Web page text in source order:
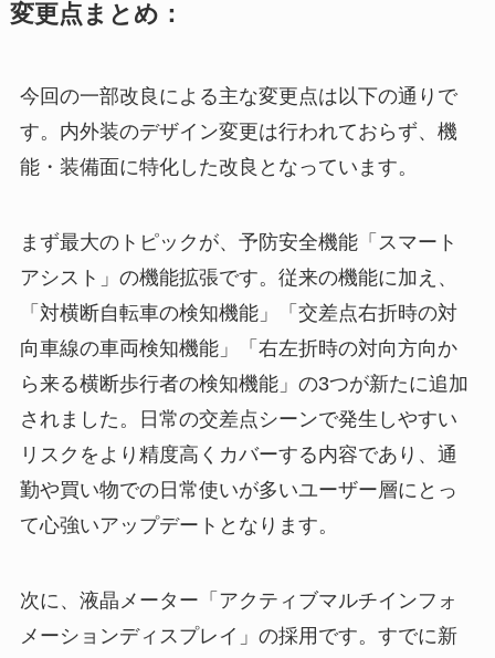
変更点まとめ：
今回の一部改良による主な変更点は以下の通りで
す。内外装のデザイン変更は行われておらず、機
能・装備面に特化した改良となっています。
まず最大のトピックが、予防安全機能「スマート
アシスト」の機能拡張です。従来の機能に加え、
「対横断自転車の検知機能」「交差点右折時の対
向車線の車両検知機能」「右左折時の対向方向か
ら来る横断歩行者の検知機能」の3つが新たに追加
されました。日常の交差点シーンで発生しやすい
リスクをより精度高くカバーする内容であり、通
勤や買い物での日常使いが多いユーザー層にとっ
て心強いアップデートとなります。
次に、液晶メーター「アクティブマルチインフォ
メーションディスプレイ」の採用です。すでに新